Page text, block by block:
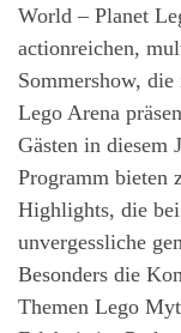
World – Planet
actionreichen,
Sommershow,
Lego Arena
Gästen in diesem
Programm bieten
Highlights, die
unvergessliche
Besonders die
Themen Lego